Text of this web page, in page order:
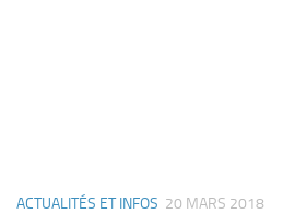
ACTUALITÉS ET INFOS 20 MARS 2018